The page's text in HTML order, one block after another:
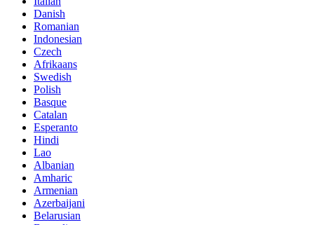
Danish
Romanian
Indonesian
Czech
Afrikaans
Swedish
Polish
Basque
Catalan
Esperanto
Hindi
Lao
Albanian
Amharic
Armenian
Azerbaijani
Belarusian